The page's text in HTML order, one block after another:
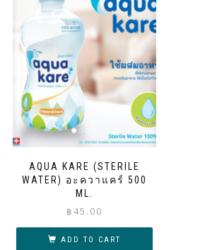
AQUA KARE (STERILE
WATER) อะควาแคร์ 500
ML.
฿ 45.00
ADD TO CART